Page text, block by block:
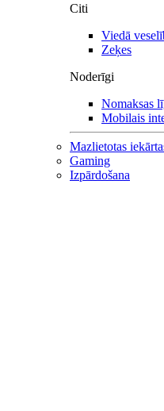
Citi
Viedā
Zeķes
Noderīgi
Nomaksas
Mobilais
Mazlietotas
Gaming
Izpārdošana